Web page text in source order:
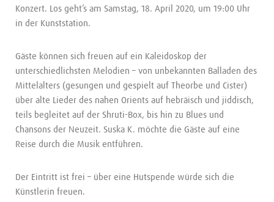
Konzert. Los geht’s am Samstag, 18. April 2020, um 19:00 Uhr
in der Kunststation.
Gäste können sich freuen auf ein Kaleidoskop der
unterschiedlichsten Melodien – von unbekannten Balladen des
Mittelalters (gesungen und gespielt auf Theorbe und Cister)
über alte Lieder des nahen Orients auf hebräisch und jiddisch,
teils begleitet auf der Shruti-Box, bis hin zu Blues und
Chansons der Neuzeit. Suska K. möchte die Gäste auf eine
Reise durch die Musik entführen.
Der Eintritt ist frei – über eine Hutspende würde sich die
Künstlerin freuen.